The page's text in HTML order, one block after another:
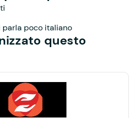
poco italiano
questo